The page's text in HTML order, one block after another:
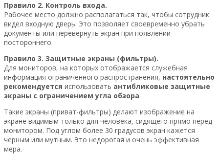
Правило 2. Контроль входа.
Рабочее место должно располагаться так, чтобы сотрудник
видел входную дверь. Это позволяет своевременно убрать
документы или перевернуть экран при появлении
постороннего.
Правило 3. Защитные экраны (фильтры).
Для мониторов, на которых отображается служебная
информация ограниченного распространения, настоятельно
рекомендуется использовать антибликовые защитные
экраны с ограничением угла обзора.
Такие экраны (приват-фильтры) делают изображение на
экране видимым только для человека, сидящего прямо перед
монитором. Под углом более 30 градусов экран кажется
черным или мутным. Это недорогая и очень эффективная
мера.